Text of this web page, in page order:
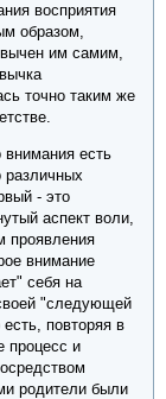
восприятия
образом,
им самим,
точно таким же
внимания есть
различных
- это
аспект воли,
проявления
внимание
себя на
"следующей
повторяя в
процесс и
родители были